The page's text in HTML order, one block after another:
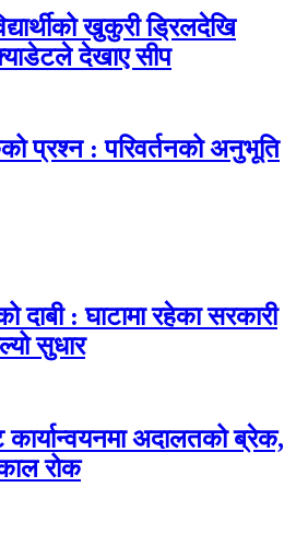
खुकुरी ड्रिलदेखि
देखाए सीप
प्रश्न : परिवर्तनको अनुभूति
दाबी : घाटामा रहेका सरकारी
सुधार
अदालतको ब्रेक,
रोक